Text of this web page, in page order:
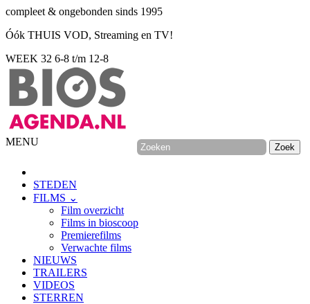
compleet & ongebonden sinds 1995
Óók THUIS VOD, Streaming en TV!
WEEK 32 6-8 t/m 12-8
MENU
STEDEN
FILMS ⌄
Film overzicht
Films in bioscoop
Premierefilms
Verwachte films
NIEUWS
TRAILERS
VIDEOS
STERREN